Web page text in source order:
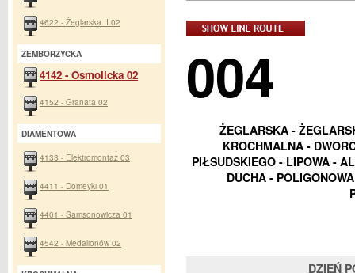
004
ŻEGLARSKA -
KROCHMALNA -
PIŁSUDSKIEGO - LIPOWA -
DUCHA -
DZIEŃ
4622 - Żeglarska II 02
ZEMBORZYCKA
4142 - Osmolicka 02
4152 - Granata 02
DIAMENTOWA
4133 - Elektromontaż 03
4411 - Domeyki 01
4401 - Samsonowicza 01
4542 - Medalionów 02